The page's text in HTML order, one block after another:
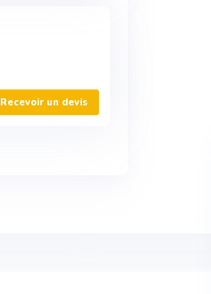
Recevoir un devis